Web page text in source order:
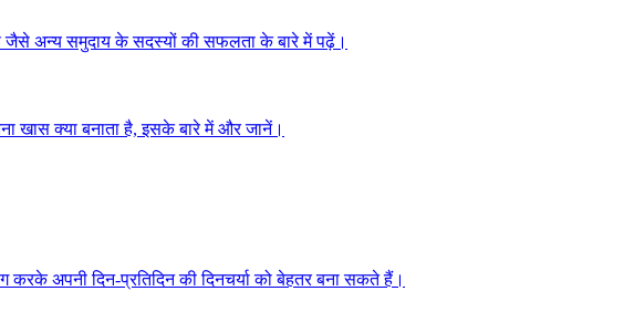
अन्य समुदाय के सदस्यों की सफलता के बारे में पढ़ें।
खास क्या बनाता है, इसके बारे में और जानें।
अपनी दिन-प्रतिदिन की दिनचर्या को बेहतर बना सकते हैं।